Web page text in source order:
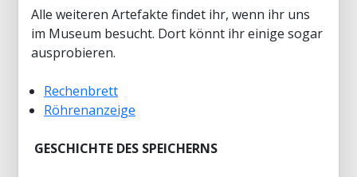
Alle weiteren Artefakte findet ihr, wenn ihr uns
im Museum besucht. Dort könnt ihr einige sogar
ausprobieren.
Rechenbrett
Röhrenanzeige
GESCHICHTE DES SPEICHERNS